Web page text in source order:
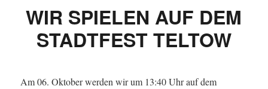
WIR SPIELEN AUF DEM
STADTFEST TELTOW
Am 06. Oktober werden wir um 13:40 Uhr auf dem